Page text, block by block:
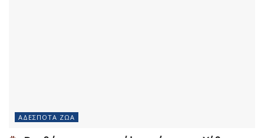
ΑΔΈΣΠΟΤΑ ΖΏΑ